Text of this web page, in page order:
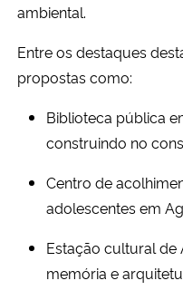
Banco Central do Brasil
Planalto
ambiental.
Entre os destaques
propostas como:
Biblioteca pública
construindo no
Centro de
adolescentes em
Estação cultural de
memória e